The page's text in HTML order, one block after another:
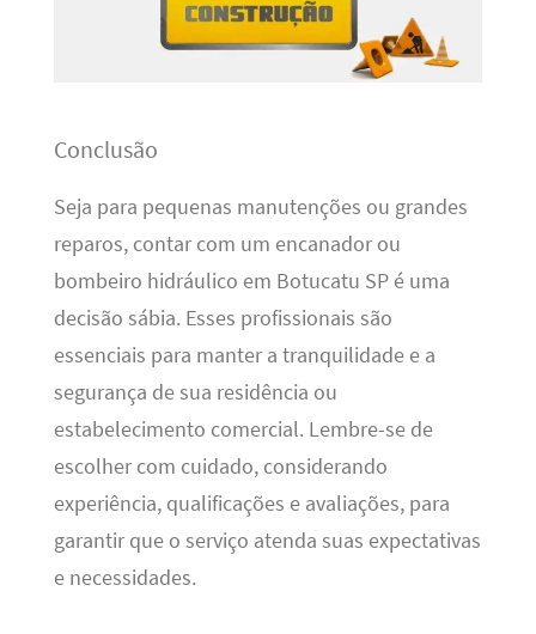
Conclusão
Seja para pequenas manutenções ou grandes
reparos, contar com um encanador ou
bombeiro hidráulico em Botucatu SP é uma
decisão sábia. Esses profissionais são
essenciais para manter a tranquilidade e a
segurança de sua residência ou
estabelecimento comercial. Lembre-se de
escolher com cuidado, considerando
experiência, qualificações e avaliações, para
garantir que o serviço atenda suas expectativas
e necessidades.